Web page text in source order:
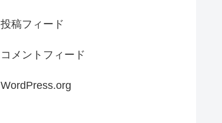
投稿フィード
コメントフィード
WordPress.org